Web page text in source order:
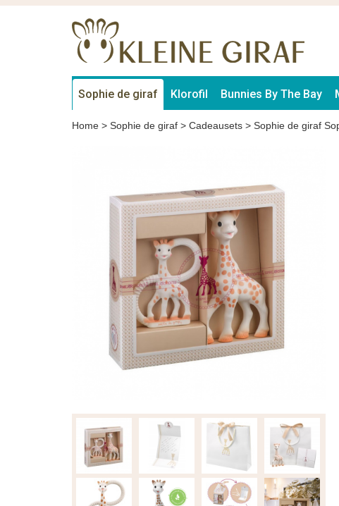
Sophie de giraf Klorofil Bunnies By The Bay
Home > Sophie de giraf > Cadeausets > Sophie de giraf